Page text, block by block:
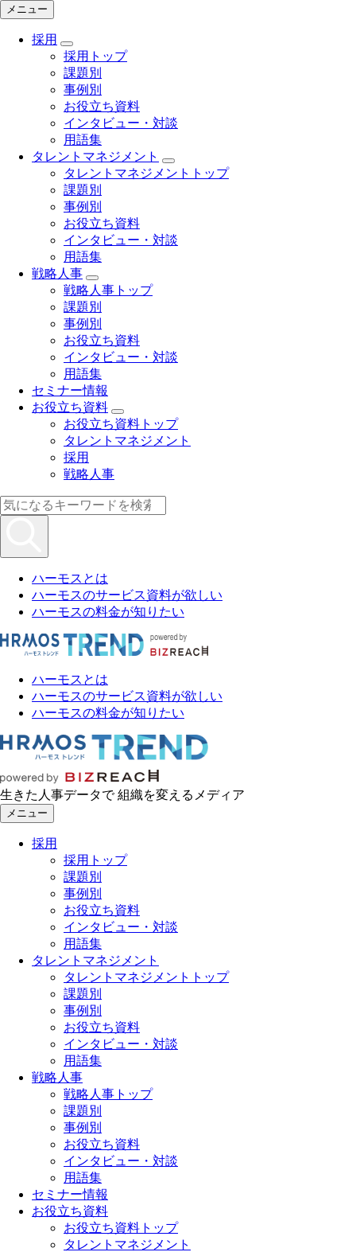
メニュー
採用
採用トップ
課題別
事例別
お役立ち資料
インタビュー・対談
用語集
タレントマネジメント
タレントマネジメントトップ
課題別
事例別
お役立ち資料
インタビュー・対談
用語集
戦略人事
戦略人事トップ
課題別
事例別
お役立ち資料
インタビュー・対談
用語集
セミナー情報
お役立ち資料
お役立ち資料トップ
タレントマネジメント
採用
戦略人事
ハーモスとは
ハーモスのサービス資料が欲しい
ハーモスの料金が知りたい
ハーモスとは
ハーモスのサービス資料が欲しい
ハーモスの料金が知りたい
生きた人事データで 組織を変えるメディア
メニュー
採用
採用トップ
課題別
事例別
お役立ち資料
インタビュー・対談
用語集
タレントマネジメント
タレントマネジメントトップ
課題別
事例別
お役立ち資料
インタビュー・対談
用語集
戦略人事
戦略人事トップ
課題別
事例別
お役立ち資料
インタビュー・対談
用語集
セミナー情報
お役立ち資料
お役立ち資料トップ
タレントマネジメント